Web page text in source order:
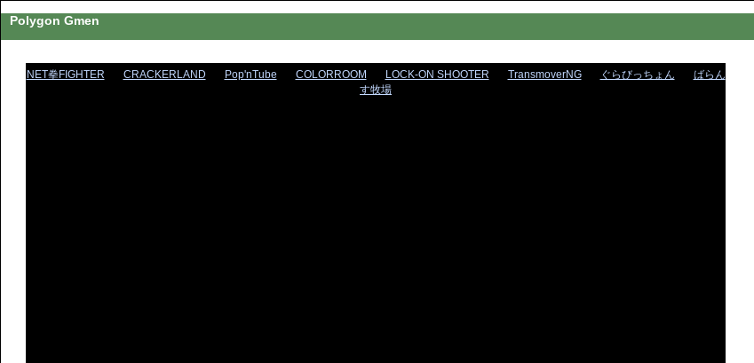
Polygon Gmen
NET拳FIGHTER CRACKERLAND Pop'nTube COLORROOM LOCK-ON SHOOTER TransmoverNG ぐらびっちょん
ばらん
す牧場